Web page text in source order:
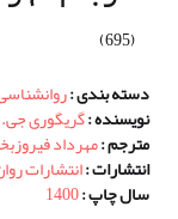
(695)
دسته بندی :
نویسنده :گریگوری
مترجم :مهرداد
انتشارات :انتشارات
سال چاپ :1400